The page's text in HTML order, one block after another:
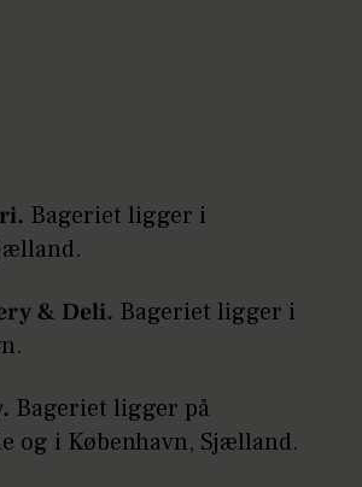
Bageriet ligger i
& Deli. Bageriet ligger i
Bageriet ligger på
og i København, Sjælland.